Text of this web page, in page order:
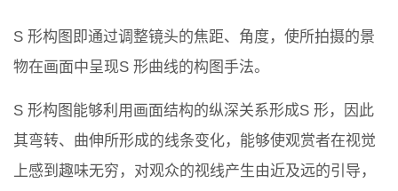
S 形构图即通过调整镜头的焦距、角度，使所拍摄的景
物在画面中呈现S 形曲线的构图手法。
S 形构图能够利用画面结构的纵深关系形成S 形，因此
其弯转、曲伸所形成的线条变化，能够使观赏者在视觉
上感到趣味无穷，对观众的视线产生由近及远的引导，